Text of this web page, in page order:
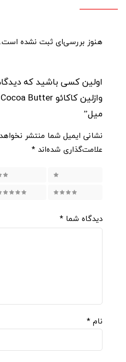
هنوز بررسی‌ای ثبت نشده است.
اولین کسی باشید که
میل”
نشانی ایمیل شما منتشر
علامت‌گذاری شده‌اند *
دیدگاه شما *
نام *